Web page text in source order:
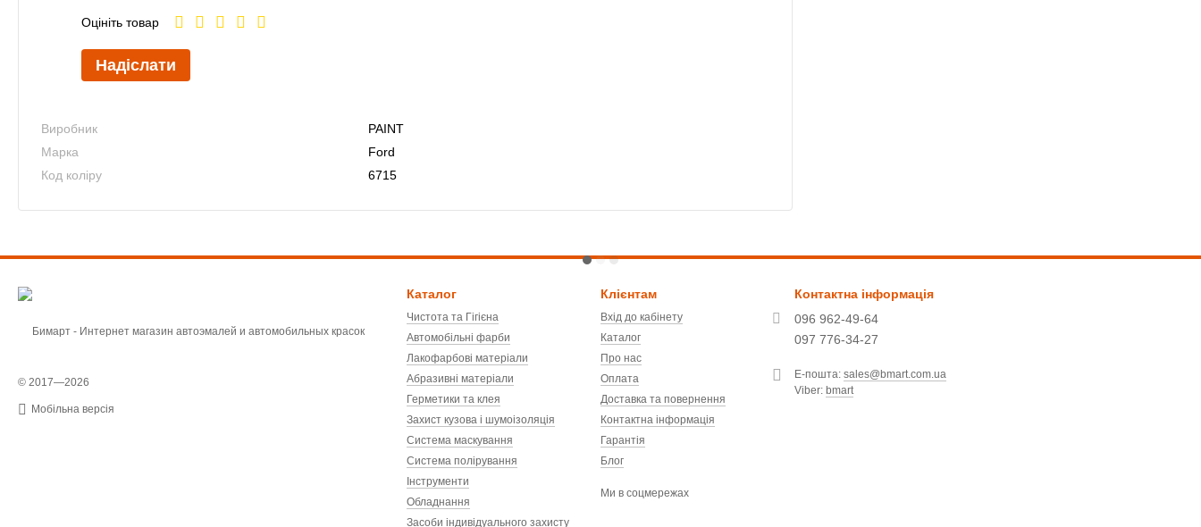
Оцініть товар
Надіслати
Виробник
PAINT
Марка
Ford
Код коліру
6715
© 2017—2026
Мобільна версія
Каталог
Чистота та Гігієна
Автомобільні фарби
Лакофарбові матеріали
Абразивні матеріали
Герметики та клея
Захист кузова і шумоізоляція
Система маскування
Система полірування
Інструменти
Обладнання
Засоби індивідуального захисту
Клієнтам
Вхід до кабінету
Каталог
Про нас
Оплата
Доставка та повернення
Контактна інформація
Гарантія
Блог
Ми в соцмережах
Контактна інформація
096 962-49-64
097 776-34-27
Е-пошта:sales@bmart.com.ua
Viber: bmart